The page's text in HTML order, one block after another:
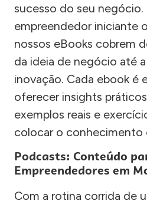
sucesso do seu
empreendedor iniciante
nossos eBooks cobrem
da ideia de negócio até
inovação. Cada ebook é
oferecer insights
exemplos reais e
colocar o conhecimento
Podcasts: Conteúdo
Empreendedores em
Com a rotina corrida de